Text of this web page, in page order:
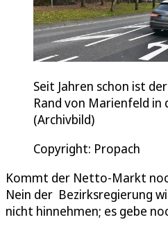
Seit Jahren schon ist
Rand von Marienfeld in
(Archivbild)
Copyright: Propach
Kommt der Netto-Markt
Nein der Bezirksregierung
nicht hinnehmen; es gebe